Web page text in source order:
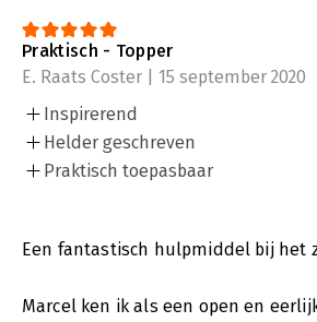
Praktisch - Topper
E. Raats Coster | 15 september 2020
Inspirerend
Helder geschreven
Praktisch toepasbaar
Een fantastisch hulpmiddel bij het
Marcel ken ik als een open en